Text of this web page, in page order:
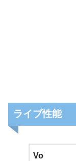
ライブ性能
Vo